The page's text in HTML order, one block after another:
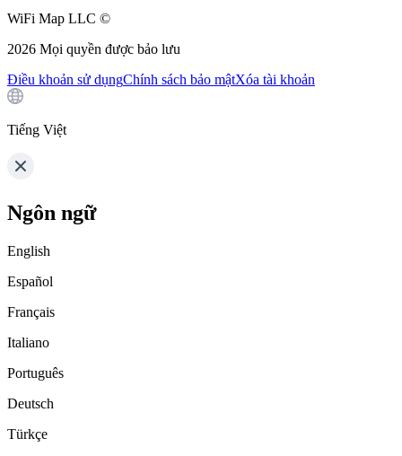
WiFi Map LLC ©
2026 Mọi quyền được bảo lưu
Điều khoản sử dụngChính sách bảo mậtXóa tài khoản
Tiếng Việt
Ngôn ngữ
English
Español
Français
Italiano
Português
Deutsch
Türkçe